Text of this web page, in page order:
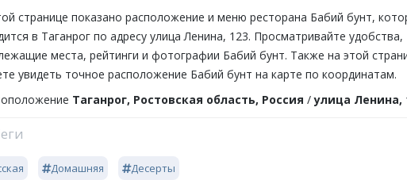
странице показано расположение и меню ресторана Бабий бунт,
в Таганрог по адресу улица Ленина, 123. Просматривайте удобства,
места, рейтинги и фотографии Бабий бунт. Также на этой
увидеть точное расположение Бабий бунт на карте по координатам.
Таганрог, Ростовская область, Россия /улица Ленина,
Домашняя Десерты